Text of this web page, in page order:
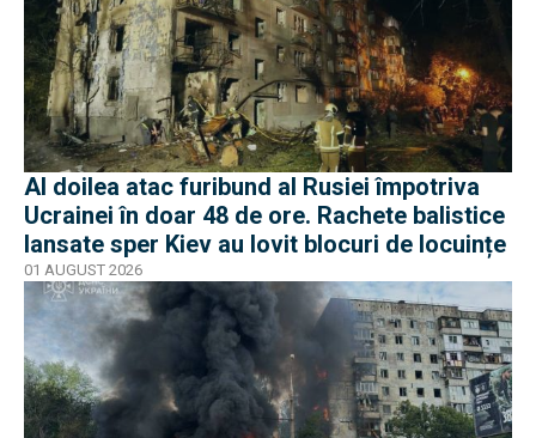
Al doilea atac furibund al Rusiei împotriva
Ucrainei în doar 48 de ore. Rachete balistice
lansate sper Kiev au lovit blocuri de locuințe
01 AUGUST 2026